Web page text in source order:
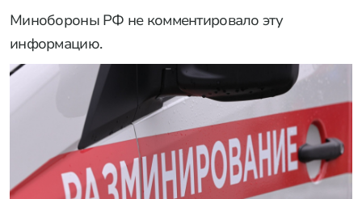
Минобороны РФ не комментировало эту
информацию.